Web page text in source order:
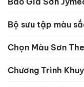
Bộ sưu tập màu
Chọn Màu Sơn
Chương Trình